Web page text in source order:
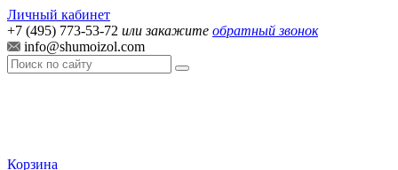
Личный кабинет
+7 (495) 773-53-72 или закажите обратный звонок
info@shumoizol.com
Корзина